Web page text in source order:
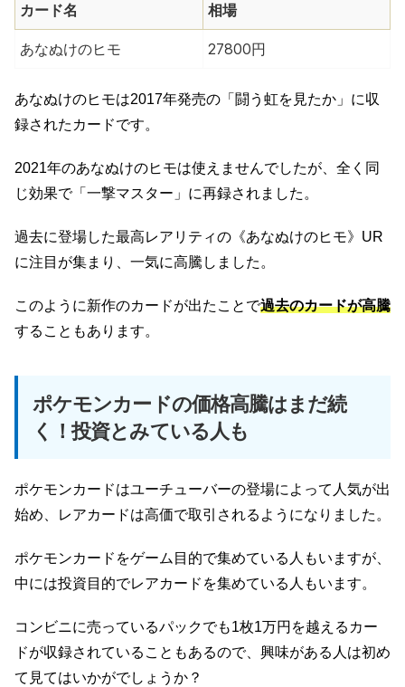
カード名 相場
あなぬけのヒモ 27800円
あなぬけのヒモは2017年発売の「闘う虹を見たか」に収
録されたカードです。
2021年のあなぬけのヒモは使えませんでしたが、全く同
じ効果で「一撃マスター」に再録されました。
過去に登場した最高レアリティの《あなぬけのヒモ》UR
に注目が集まり、一気に高騰しました。
このように新作のカードが出たことで過去のカードが高騰
することもあります。
ポケモンカードの価格高騰はまだ続
く！投資とみている人も
ポケモンカードはユーチューバーの登場によって人気が出
始め、レアカードは高価で取引されるようになりました。
ポケモンカードをゲーム目的で集めている人もいますが、
中には投資目的でレアカードを集めている人もいます。
コンビニに売っているパックでも1枚1万円を越えるカー
ドが収録されていることもあるので、興味がある人は初め
て見てはいかがでしょうか？